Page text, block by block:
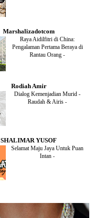
AUGUST(2)
JULY
JUNE(2)
FEBRUARY(2)
JANUARY
(2)
AUGUST (2)
JULY(2)
Marshalizadotcom
Raya Aidilfitri di China:
Pengalaman Pertama Beraya di
Rantau Orang -
Rodiah Amir
Dialog Kemenjadian Murid -
Raudah & Airis -
SHALIMAR YUSOF
Selamat Maju Jaya Untuk Puan
Intan -